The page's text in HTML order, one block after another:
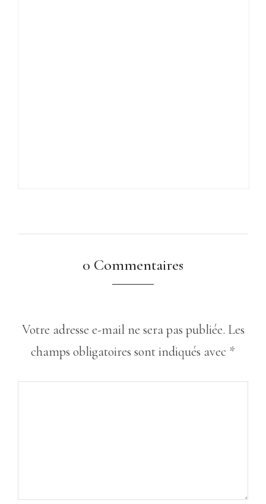
0 Commentaires
Votre adresse e-mail ne sera pas publiée. Les
champs obligatoires sont indiqués avec *